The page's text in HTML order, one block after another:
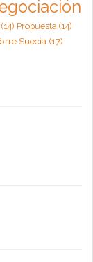
(14) Propuesta (14)
Suecia (17)